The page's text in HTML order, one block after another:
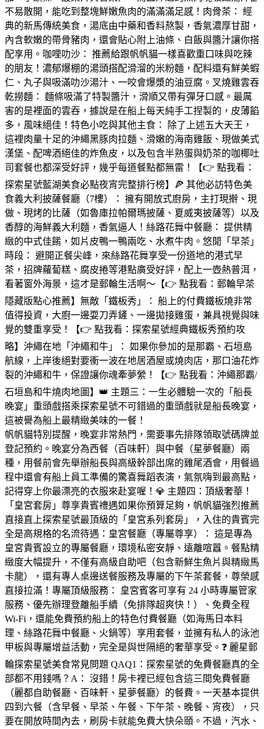
不易散開，能吃到整塊鮮嫩魚肉的滿滿滿足感！肉骨茶： 經
典的新馬傳統美食，湯底由中藥和香料熬製，香氣濃厚甘甜，
內含軟嫩的帶骨豬肉，還會貼心附上油條、白飯與醬汁讓你搭
配享用。咖哩叻沙： 推薦給跟帆帆貓一樣喜歡重口味與吃辣
的朋友！濃郁爆棚的湯頭搭配滑溜的米粉麵，配料還有鮮美蝦
仁、丸子與吸滿叻沙湯汁、一咬會爆漿的油豆腐。叉燒雞雲吞
乾撈麵： 麵條吸滿了特製醬汁，滑順又帶有彈牙口感。最厲
害的是裡面的雲吞，據說是在船上每天純手工捏製的，皮薄餡
多，風味絕佳！特色小吃與其他主食： 除了上述五大天王，
這裡肉量十足的沖繩黑豚肉拉麵、滑嫩的海南雞飯、現做美式
漢堡、配啤酒絕佳的炸魚皮，以及包含半熟蛋與奶茶的咖椰吐
司套餐也都深受好評，幾乎每道餐點都無雷！【👉 點我看：
探索星號藍湖美食必點夜宵完整排行榜】🍕 其他必訪特色美
食義大利披薩餐廳（7樓）： 擁有開放式廚房，主打現擀、現
做、現烤的比薩（如魯庫拉帕爾瑪披薩、夏威夷披薩等）以及
香醇的海鮮義大利麵，香氣逼人！絲路花舞中餐廳： 提供精
緻的中式佳餚，如片皮鴨一鴨兩吃、水煮牛肉。悠閒「早茶」
時段： 避開正餐尖峰，來絲路花舞享受一份道地的港式早
茶，招牌蘿蔔糕、腐皮捲等港點廣受好評，配上一壺熱普洱，
看著窗外海景，這才是郵輪生活啊～【👉 點我看：郵輪早茶
隱藏版點心推薦】無敵「鐵板秀」： 船上的付費鐵板燒非常
值得投資，大廚一邊耍刀弄鏟、一邊拋接雞蛋，兼具視覺與味
覺的雙重享受！【👉 點我看：探索星號經典鐵板秀預約攻
略】沖繩在地「沖繩和牛」： 如果你參加的是那霸、石垣島
航線，上岸後絕對要衝一波在地居酒屋或燒肉店，那口油花炸
裂的沖繩和牛，保證讓你魂牽夢縈！【👉 點我看：沖繩那霸/
石垣島和牛燒肉地圖】👑 主題三：一生必體驗一次的「船長
晚宴」重頭戲搭乘探索星號不可錯過的重頭戲就是船長晚宴，
這被譽為船上最精緻美味的一餐！
帆帆貓特別提醒，晚宴非常熱門，需要事先排隊領取號碼牌並
登記預約。晚宴分為西餐（百味軒）與中餐（星夢餐廳）兩
種，用餐前會先舉辦船長與高級幹部出席的雞尾酒會，用餐過
程中還會有船上員工準備的驚喜舞蹈表演，氣氛嗨到最高點，
記得穿上你最漂亮的衣服來赴宴喔！💎 主題四：頂級奢華！
「皇宮套房」尊享貴賓禮遇如果你預算足夠，帆帆貓強烈推薦
直接直上探索星號最頂級的「皇宮系列套房」，入住的貴賓完
全是高規格的名流待遇：皇宮餐廳（專屬尊享）： 這是專為
皇宮貴賓設立的專屬餐廳，環境私密安靜、遠離喧囂。餐點精
緻度大幅提升，不僅有高級自助吧（包含新鮮生魚片與精緻馬
卡龍），還有專人桌邊送餐服務及專屬的下午茶套餐，尊榮感
直接拉滿！專屬頂級服務： 皇宮賓客可享有 24 小時專屬管家
服務、優先辦理登離船手續（免排隊超爽快！）、免費全程
Wi-Fi，還能免費預約船上的特色付費餐廳（如海馬日本料
理、絲路花舞中餐廳、火鍋等）享用套餐，並擁有私人的泳池
甲板與專屬增益活動，完全是與世隔絕的奢華享受。❓ 麗星郵
輪探索星號美食常見問題 QAQ1：探索星號的免費餐廳真的全
部都不用錢嗎？A： 沒錯！房卡裡已經包含這三間免費餐廳
（麗都自助餐廳、百味軒、星夢餐廳）的餐費。一天基本提供
四到六餐（含早餐、早茶、午餐、下午茶、晚餐、宵夜），只
要在開放時間內去，刷房卡就能免費大快朵頤。不過，汽水、